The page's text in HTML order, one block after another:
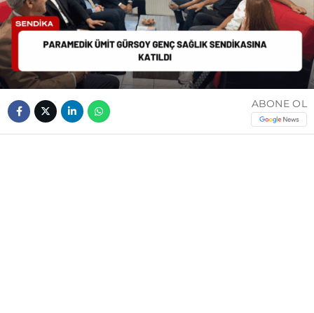
ABONE OL